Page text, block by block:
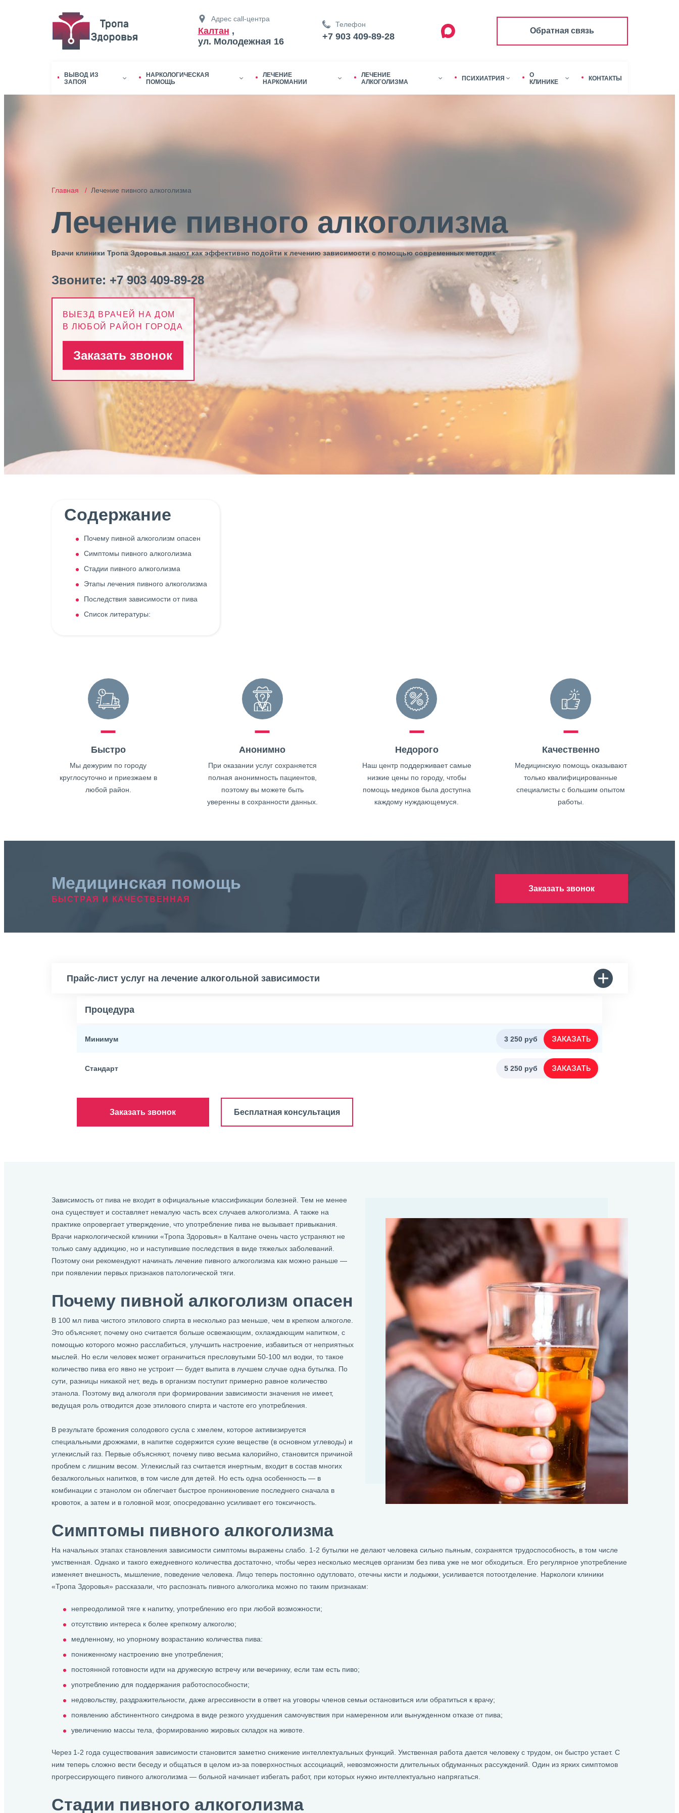
Адрес call-центра
Калтан ,
ул. Молодежная 16
Телефон
+7 903 409-89-28
Обратная связь
ВЫВОД ИЗ
ЗАПОЯ
НАРКОЛОГИЧЕСКАЯ
ПОМОЩЬ
ЛЕЧЕНИЕ
НАРКОМАНИИ
ЛЕЧЕНИЕ
АЛКОГОЛИЗМА
ПСИХИАТРИЯ
О
КЛИНИКЕ
КОНТАКТЫ
Главная / Лечение пивного алкоголизма
Лечение пивного алкоголизма
Врачи клиники Тропа Здоровья знают как эффективно подойти к лечению зависимости с помощью современных методик
Звоните: +7 903 409-89-28
ВЫЕЗД ВРАЧЕЙ НА ДОМ
В ЛЮБОЙ РАЙОН ГОРОДА
Заказать звонок
Содержание
Почему пивной алкоголизм опасен
Симптомы пивного алкоголизма
Стадии пивного алкоголизма
Этапы лечения пивного алкоголизма
Последствия зависимости от пива
Список литературы:
Быстро
Мы дежурим по городу
круглосуточно и приезжаем в
любой район.
Анонимно
При оказании услуг сохраняется
полная анонимность пациентов,
поэтому вы можете быть
уверенны в сохранности данных.
Недорого
Наш центр поддерживает самые
низкие цены по городу, чтобы
помощь медиков была доступна
каждому нуждающемуся.
Качественно
Медицинскую помощь оказывают
только квалифицированные
специалисты с большим опытом
работы.
Медицинская помощь
БЫСТРАЯ И КАЧЕСТВЕННАЯ
Заказать звонок
Прайс-лист услуг на лечение алкогольной зависимости
Процедура
Минимум 3 250 руб ЗАКАЗАТЬ
Стандарт 5 250 руб ЗАКАЗАТЬ
Заказать звонок Бесплатная консультация
Зависимость от пива не входит в официальные классификации болезней. Тем не менее
она существует и составляет немалую часть всех случаев алкоголизма. А также на
практике опровергает утверждение, что употребление пива не вызывает привыкания.
Врачи наркологической клиники «Тропа Здоровья» в Калтане очень часто устраняют не
только саму аддикцию, но и наступившие последствия в виде тяжелых заболеваний.
Поэтому они рекомендуют начинать лечение пивного алкоголизма как можно раньше —
при появлении первых признаков патологической тяги.
Почему пивной алкоголизм опасен
В 100 мл пива чистого этилового спирта в несколько раз меньше, чем в крепком алкоголе.
Это объясняет, почему оно считается больше освежающим, охлаждающим напитком, с
помощью которого можно расслабиться, улучшить настроение, избавиться от неприятных
мыслей. Но если человек может ограничиться пресловутыми 50-100 мл водки, то такое
количество пива его явно не устроит — будет выпита в лучшем случае одна бутылка. По
сути, разницы никакой нет, ведь в организм поступит примерно равное количество
этанола. Поэтому вид алкоголя при формировании зависимости значения не имеет,
ведущая роль отводится дозе этилового спирта и частоте его употребления.
В результате брожения солодового сусла с хмелем, которое активизируется
специальными дрожжами, в напитке содержится сухие веществе (в основном углеводы) и
углекислый газ. Первые объясняют, почему пиво весьма калорийно, становится причиной
проблем с лишним весом. Углекислый газ считается инертным, входит в состав многих
безалкогольных напитков, в том числе для детей. Но есть одна особенность — в
комбинации с этанолом он облегчает быстрое проникновение последнего сначала в
кровоток, а затем и в головной мозг, опосредованно усиливает его токсичность.
Симптомы пивного алкоголизма
На начальных этапах становления зависимости симптомы выражены слабо. 1-2 бутылки не делают человека сильно пьяным, сохранятся трудоспособность, в том числе
умственная. Однако и такого ежедневного количества достаточно, чтобы через несколько месяцев организм без пива уже не мог обходиться. Его регулярное употребление
изменяет внешность, мышление, поведение человека. Лицо теперь постоянно одутловато, отечны кисти и лодыжки, усиливается потоотделение. Наркологи клиники
«Тропа Здоровья» рассказали, что распознать пивного алкоголика можно по таким признакам:
непреодолимой тяге к напитку, употреблению его при любой возможности;
отсутствию интереса к более крепкому алкоголю;
медленному, но упорному возрастанию количества пива:
пониженному настроению вне употребления;
постоянной готовности идти на дружескую встречу или вечеринку, если там есть пиво;
употреблению для поддержания работоспособности;
недовольству, раздражительности, даже агрессивности в ответ на уговоры членов семьи остановиться или обратиться к врачу;
появлению абстинентного синдрома в виде резкого ухудшения самочувствия при намеренном или вынужденном отказе от пива;
увеличению массы тела, формированию жировых складок на животе.
Через 1-2 года существования зависимости становится заметно снижение интеллектуальных функций. Умственная работа дается человеку с трудом, он быстро устает. С
ним теперь сложно вести беседу и общаться в целом из-за поверхностных ассоциаций, невозможности длительных обдуманных рассуждений. Один из ярких симптомов
прогрессирующего пивного алкоголизма — больной начинает избегать работ, при которых нужно интеллектуально напрягаться.
Стадии пивного алкоголизма